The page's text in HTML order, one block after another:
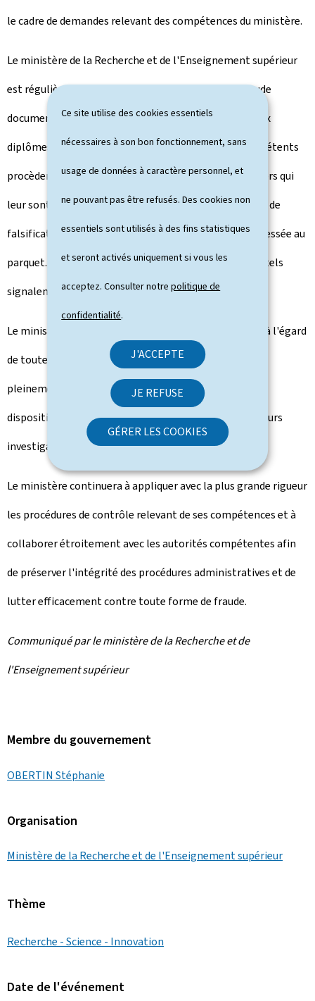
Ce site utilise des cookies essentiels
nécessaires à son bon fonctionnement, sans
usage de données à caractère personnel, et
ne pouvant pas être refusés. Des cookies non
essentiels sont utilisés à des fins statistiques
et seront activés uniquement si vous les
acceptez. Consulter notrepolitique de
confidentialité.
J'ACCEPTE
JE REFUSE
GÉRER LES COOKIES
le cadre de demandes relevant des compétences du ministère.
Le ministère de la Recherche et de l'Enseignement supérieur
est régulièrement confronté à des tentatives de fraude
documentaire, notamment par la présentation de faux
diplômes ou de documents falsifiés. Les services compétents
procèdent à des vérifications systématiques des dossiers qui
leur sont soumis et, chaque fois que des indices sérieux de
falsification sont constatés, une dénonciation est adressée au
parquet. Le ministère effectue ainsi régulièrement de tels
signalements dans le cadre de ses missions.
Le ministère applique une politique de tolérance zéro à l'égard
de toute tentative de fraude documentaire et coopère
pleinement avec les autorités judiciaires. Il met à leur
disposition tous les éléments utiles dans le cadre de leurs
investigations.
Le ministère continuera à appliquer avec la plus grande rigueur
les procédures de contrôle relevant de ses compétences et à
collaborer étroitement avec les autorités compétentes afin
de préserver l'intégrité des procédures administratives et de
lutter efficacement contre toute forme de fraude.
Communiqué par le ministère de la Recherche et de
l'Enseignement supérieur
Membre du gouvernement
OBERTIN Stéphanie
Organisation
Ministère de la Recherche et de l'Enseignement supérieur
Thème
Recherche - Science - Innovation
Date de l'événement